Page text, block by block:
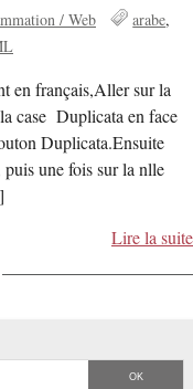
/ Web
arabe
en français,Aller sur la
case Duplicata en face
Duplicata.Ensuite
une fois sur la nlle
Lire la suite